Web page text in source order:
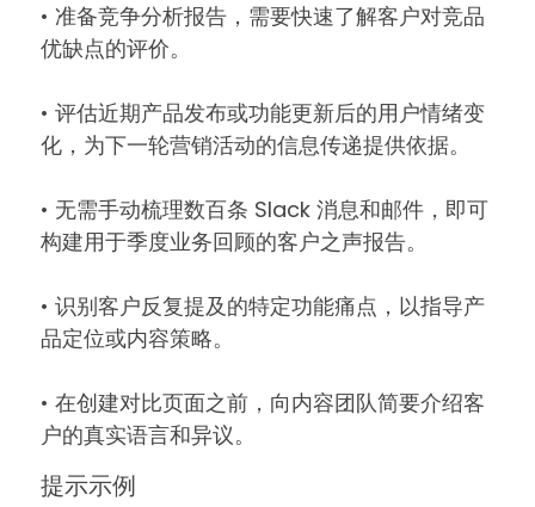
• 准备竞争分析报告，需要快速了解客户对竞品
优缺点的评价。
• 评估近期产品发布或功能更新后的用户情绪变
化，为下一轮营销活动的信息传递提供依据。
• 无需手动梳理数百条 Slack 消息和邮件，即可
构建用于季度业务回顾的客户之声报告。
• 识别客户反复提及的特定功能痛点，以指导产
品定位或内容策略。
• 在创建对比页面之前，向内容团队简要介绍客
户的真实语言和异议。
提示示例